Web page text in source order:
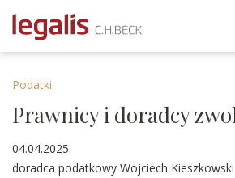
Podatki
Prawnicy i doradcy
04.04.2025
doradca podatkowy Wojciech Kieszkowski